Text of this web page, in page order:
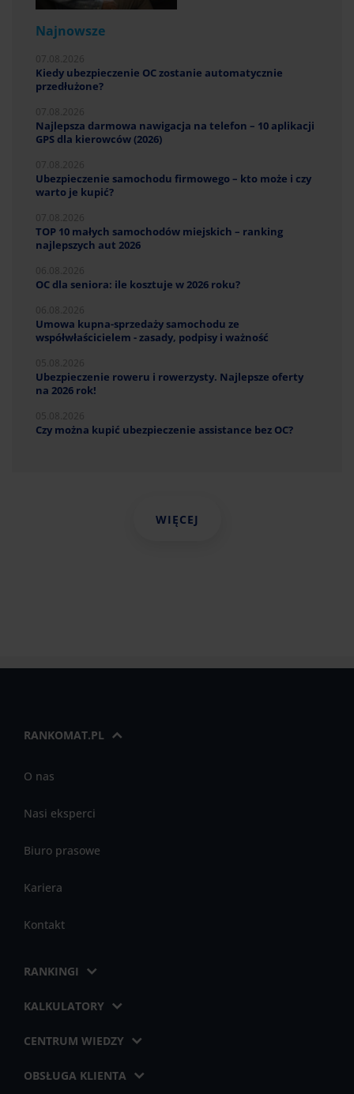
Najnowsze
Kiedy ubezpieczenie OC zostanie automatycznie
przedłużone?
Najlepsza darmowa nawigacja na telefon – 10 aplikacji
GPS dla kierowców (2026)
Ubezpieczenie samochodu firmowego – kto może i czy
warto je kupić?
TOP 10 małych samochodów miejskich – ranking
najlepszych aut 2026
OC dla seniora: ile kosztuje w 2026 roku?
Umowa kupna-sprzedaży samochodu ze
współwłaścicielem - zasady, podpisy i ważność
Ubezpieczenie roweru i rowerzysty. Najlepsze oferty
na 2026 rok!
Czy można kupić ubezpieczenie assistance bez OC?
WIĘCEJ
RANKOMAT.PL
O nas
Nasi eksperci
Biuro prasowe
Kariera
Kontakt
RANKINGI
KALKULATORY
CENTRUM WIEDZY
OBSŁUGA KLIENTA